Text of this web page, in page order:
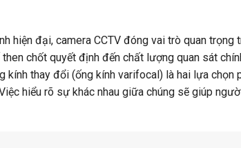
hiện đại, camera CCTV đóng vai trò quan
chốt quyết định đến chất lượng quan sát
kính thay đổi (ống kính varifocal) là hai lựa
hiểu rõ sự khác nhau giữa chúng sẽ giúp